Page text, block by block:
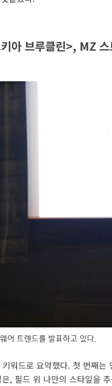
아 브루클린>, MZ
어 트렌드를 발표하고 있다.
워드로 요약했다. 첫 번째는
, 필드 위 나만의 스타일을